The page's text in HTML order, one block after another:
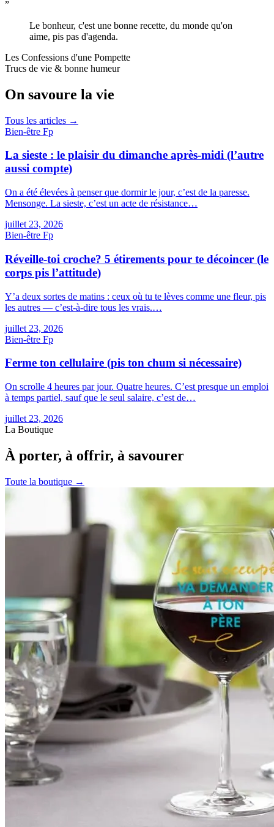
”
Le bonheur, c'est une bonne recette, du monde qu'on
aime, pis pas d'agenda.
Les Confessions d'une Pompette
Trucs de vie & bonne humeur
On savoure la vie
Tous les articles →
Bien-être Fp
La sieste : le plaisir du dimanche après-midi (l’autre
aussi compte)
On a été élevées à penser que dormir le jour, c’est de la paresse.
Mensonge. La sieste, c’est un acte de résistance…
juillet 23, 2026
Bien-être Fp
Réveille-toi croche? 5 étirements pour te décoincer (le
corps pis l’attitude)
Y’a deux sortes de matins : ceux où tu te lèves comme une fleur, pis
les autres — c’est-à-dire tous les vrais.…
juillet 23, 2026
Bien-être Fp
Ferme ton cellulaire (pis ton chum si nécessaire)
On scrolle 4 heures par jour. Quatre heures. C’est presque un emploi
à temps partiel, sauf que le seul salaire, c’est de…
juillet 23, 2026
La Boutique
À porter, à offrir, à savourer
Toute la boutique →